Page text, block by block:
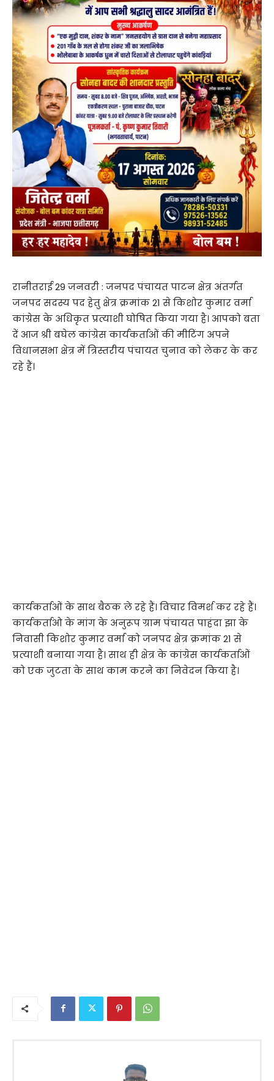
रानीतराई 29 जनवरी : जनपद पंचायत पाटन क्षेत्र अंतर्गत
जनपद सदस्य पद हेतु क्षेत्र क्रमांक 21 से किशोर कुमार वर्मा
कांग्रेस के अधिकृत प्रत्याशी घोषित किया गया है। आपको बता
दें आज श्री बघेल कांग्रेस कार्यकर्ताओं की मीटिंग अपने
विधानसभा क्षेत्र में त्रिस्तरीय पंचायत चुनाव को लेकर के कर
रहे हैं।
कार्यकर्ताओं के साथ बैठक ले रहे हैं। विचार विमर्श कर रहे हैं।
कार्यकर्ताओ के मांग के अनुरूप ग्राम पंचायत पाहंदा झा के
निवासी किशोर कुमार वर्मा को जनपद क्षेत्र क्रमांक 21 से
प्रत्याशी बनाया गया है। साथ ही क्षेत्र के कांग्रेस कार्यकर्ताओं
को एक जुटता के साथ काम करने का निवेदन किया है।